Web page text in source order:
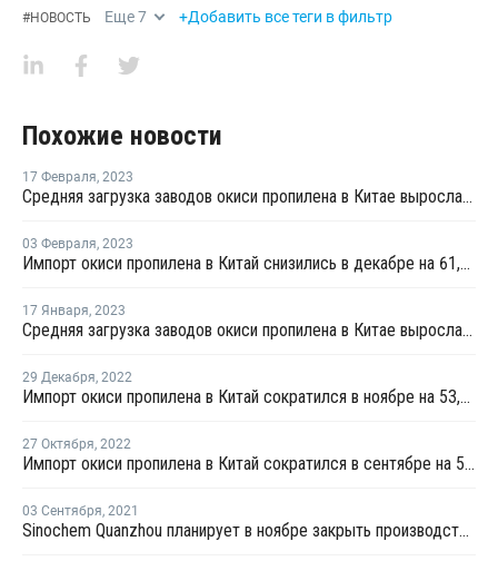
#НОВОСТЬ Еще7 +Добавить все теги в фильтр
Похожие новости
17 Февраля, 2023
Средняя загрузка заводов окиси пропилена в Китае выросла на 2,2%
03 Февраля, 2023
Импорт окиси пропилена в Китай снизились в декабре на 61,4%
17 Января, 2023
Средняя загрузка заводов окиси пропилена в Китае выросла на 1,9%
29 Декабря, 2022
Импорт окиси пропилена в Китай сократился в ноябре на 53,3%
27 Октября, 2022
Импорт окиси пропилена в Китай сократился в сентябре на 51%
03 Сентября, 2021
Sinochem Quanzhou планирует в ноябре закрыть производство окиси пропилена в Китае